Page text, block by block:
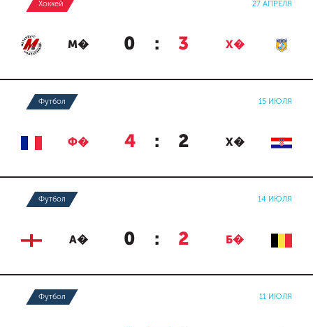
Хоккей 27 АПРЕЛЯ
М� 0 : 3 Х�
Футбол 15 ИЮЛЯ
Ф� 4 : 2 Х�
Футбол 14 ИЮЛЯ
А� 0 : 2 Б�
Футбол 11 ИЮЛЯ